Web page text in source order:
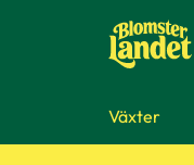
Växter